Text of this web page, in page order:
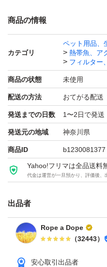
クーポン使える場合、使う
日）にもらえる事が多いで
ていない場合ありますので
索して確認してください。
ご注意ください。 ペイペイ
ーポン(5%OFF)は終了した
【ゴールドクーポン獲得・
る（今までと変わらなけれ
オクゴールドクーポンで検
ションページの入札（今す
時の価格は変わりません）
選択する（値引きされてい
取引について（3、4つ目の
購入ください。 初期不良（
商品の情報
カテゴリ
ペット用品、
熱帯魚、ア
フィルター
商品の状態 未使用
配送の方法 おてがる配送
発送までの日数 1〜2日で発送
発送元の地域 神奈川県
商品ID b1230081377
Yahoo!フリマは全品送料
代金は運営が一旦預かり、評価後、
出品者
Rope a Dope
（32443）
安心取引出品者